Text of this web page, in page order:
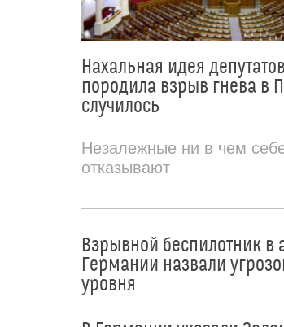
Нахальная идея
породила взрыв гнева в
случилось
Незалежные ни в чем
отказывают
Взрывной беспилотник в
Германии назвали
уровня